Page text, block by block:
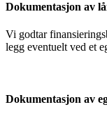
Dokumentasjon av
Vi godtar
legg eventuelt ved et
Dokumentasjon av